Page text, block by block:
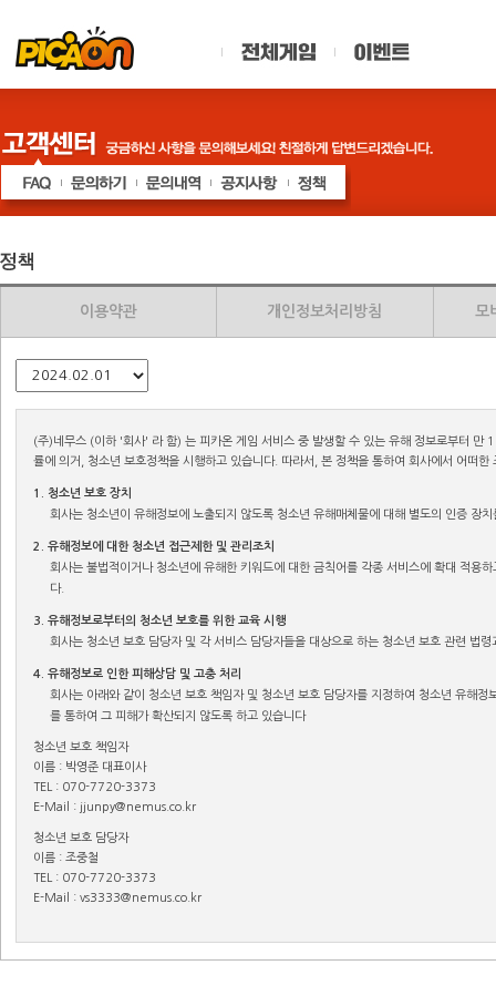
이용약관 개인정보처리방침 모
(주)네무스 (이하 '회사' 라 함) 는 피카온 게임 서비스 중 발생할 수 있는 유해 정보로부터 만
률에 의거, 청소년 보호정책을 시행하고 있습니다. 따라서, 본 정책을 통하여 회사에서 어떠한
1. 청소년 보호 장치
회사는 청소년이 유해정보에 노출되지 않도록 청소년 유해매체물에 대해 별도의 인증 장
2. 유해정보에 대한 청소년 접근제한 및 관리조치
회사는 불법적이거나 청소년에 유해한 키워드에 대한 금칙어를 각종 서비스에 확대 적용
다.
3. 유해정보로부터의 청소년 보호를 위한 교육 시행
회사는 청소년 보호 담당자 및 각 서비스 담당자들을 대상으로 하는 청소년 보호 관련 법
4. 유해정보로 인한 피해상담 및 고충 처리
회사는 아래와 같이 청소년 보호 책임자 및 청소년 보호 담당자를 지정하여 청소년 유해
를 통하여 그 피해가 확산되지 않도록 하고 있습니다
청소년 보호 책임자
이름 : 박영준 대표이사
TEL : 070-7720-3373
E-Mail : jjunpy@nemus.co.kr
청소년 보호 담당자
이름 : 조중철
TEL : 070-7720-3373
E-Mail : vs3333@nemus.co.kr